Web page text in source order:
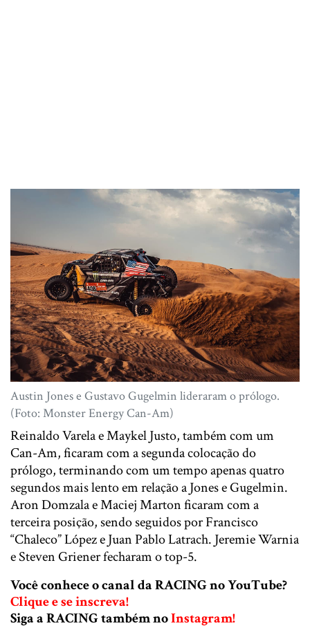
Austin Jones e Gustavo Gugelmin lideraram o prólogo.
(Foto: Monster Energy Can-Am)
Reinaldo Varela e Maykel Justo, também com um
Can-Am, ficaram com a segunda colocação do
prólogo, terminando com um tempo apenas quatro
segundos mais lento em relação a Jones e Gugelmin.
Aron Domzala e Maciej Marton ficaram com a
terceira posição, sendo seguidos por Francisco
“Chaleco” López e Juan Pablo Latrach. Jeremie Warnia
e Steven Griener fecharam o top-5.
Você conhece o canal da RACING no YouTube?
Clique e se inscreva!
Siga a RACING também noInstagram!